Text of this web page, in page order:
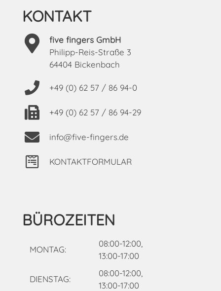
KONTAKT
five fingers GmbH
Philipp-Reis-Straße 3
64404 Bickenbach
+49 (0) 62 57 / 86 94-0
+49 (0) 62 57 / 86 94-29
info@five-fingers.de
KONTAKTFORMULAR
BÜROZEITEN
MONTAG:
08:00-12:00,
13:00-17:00
DIENSTAG:
08:00-12:00,
13:00-17:00